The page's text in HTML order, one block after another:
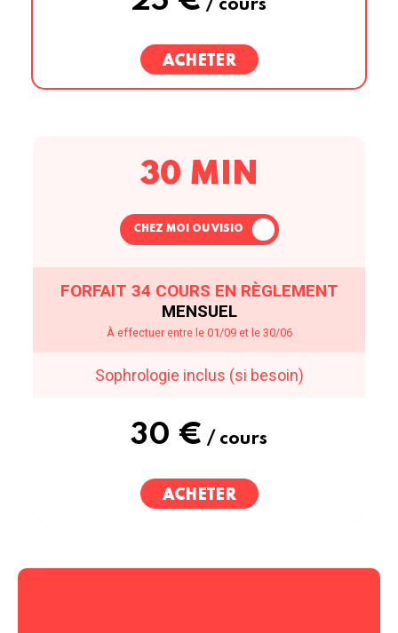
/ cours
ACHETER
30 MIN
CHEZ MOI OU VISIO
FORFAIT 34 COURS EN RÈGLEMENT
MENSUEL
À effectuer entre le 01/09 et le 30/06
Sophrologie inclus (si besoin)
30 € / cours
ACHETER